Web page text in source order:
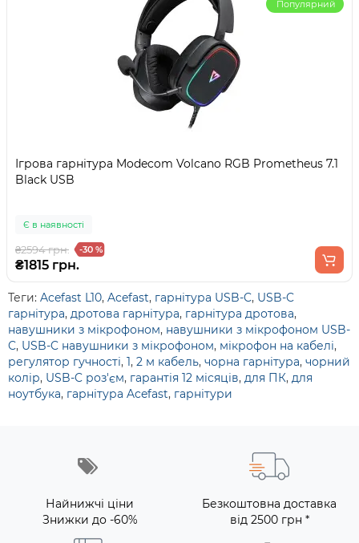
Популярний
Ігрова гарнітура Modecom Volcano RGB Prometheus 7.1
Black USB
Є в наявності
₴2594 грн. -30 %
₴1815 грн.
Теги: Acefast L10, Acefast, гарнітура USB-C, USB-C
гарнітура, дротова гарнітура, гарнітура дротова,
навушники з мікрофоном, навушники з мікрофоном USB-
C, USB-C навушники з мікрофоном, мікрофон на кабелі,
регулятор гучності, 1, 2 м кабель, чорна гарнітура, чорний
колір, USB-C роз'єм, гарантія 12 місяців, для ПК, для
ноутбука, гарнітура Acefast, гарнітури
Найнижчі ціни
Знижки до -60%
Безкоштовна доставка
від 2500 грн *